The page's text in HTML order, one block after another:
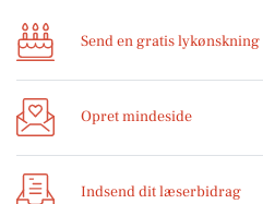
Send en gratis lykønskning
Opret mindeside
Indsend dit læserbidrag